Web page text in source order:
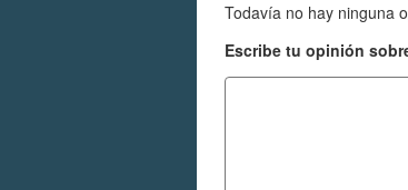
Todavía no hay ninguna
Escribe tu opinión